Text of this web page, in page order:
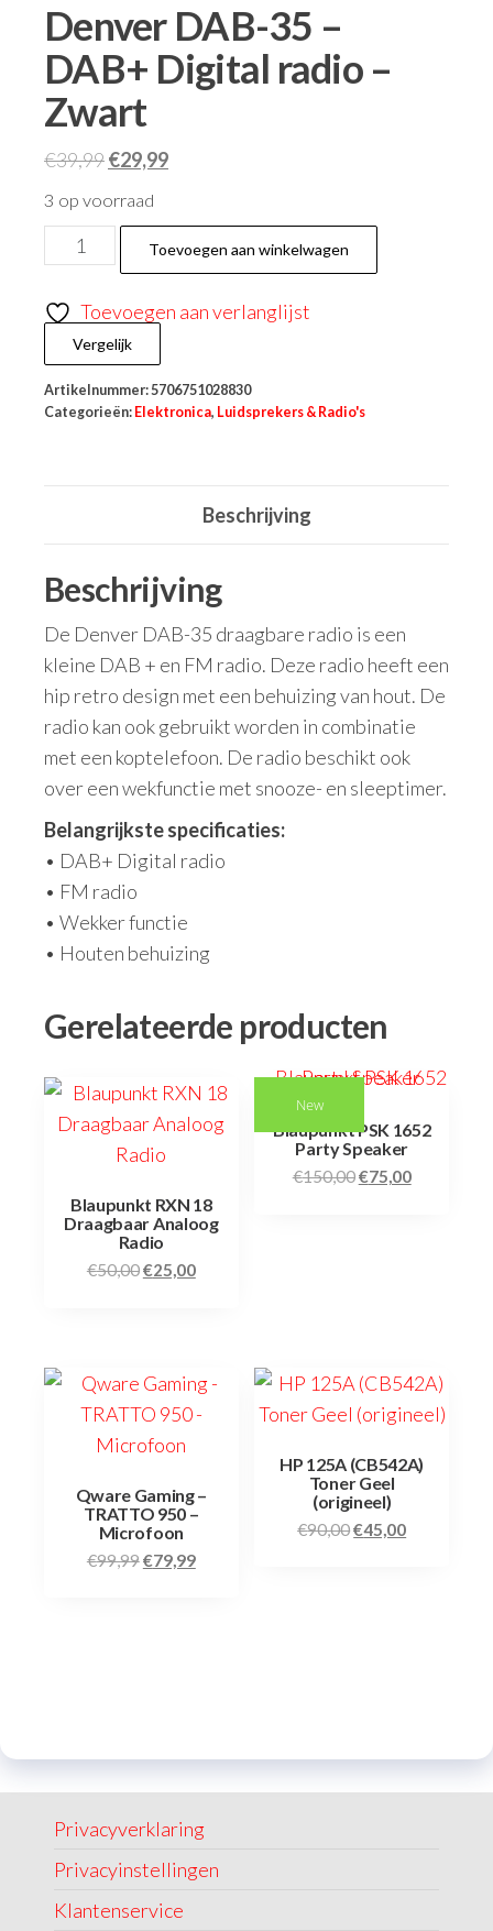
Denver DAB-35 –
DAB+ Digital radio –
Zwart
€39,99€29,99
3 op voorraad
Toevoegen aan winkelwagen
Toevoegen aan verlanglijst
Vergelijk
Artikelnummer:5706751028830
Categorieën: Elektronica, Luidsprekers & Radio's
Beschrijving
Beschrijving
De Denver DAB-35 draagbare radio is een
kleine DAB + en FM radio. Deze radio heeft een
hip retro design met een behuizing van hout. De
radio kan ook gebruikt worden in combinatie
met een koptelefoon. De radio beschikt ook
over een wekfunctie met snooze- en sleeptimer.
Belangrijkste specificaties:
• DAB+ Digital radio
• FM radio
• Wekker functie
• Houten behuizing
Gerelateerde producten
Blaupunkt RXN 18
Draagbaar Analoog
Radio
€50,00€25,00
New
Blaupunkt PSK 1652
Party Speaker
€150,00€75,00
Qware Gaming –
TRATTO 950 –
Microfoon
€99,99€79,99
HP 125A (CB542A)
Toner Geel
(origineel)
€90,00€45,00
Privacyverklaring
Privacyinstellingen
Klantenservice